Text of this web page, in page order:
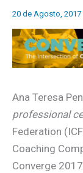
20 de Agosto, 2017
Ana Teresa
professional
Federation
Coaching
Converge